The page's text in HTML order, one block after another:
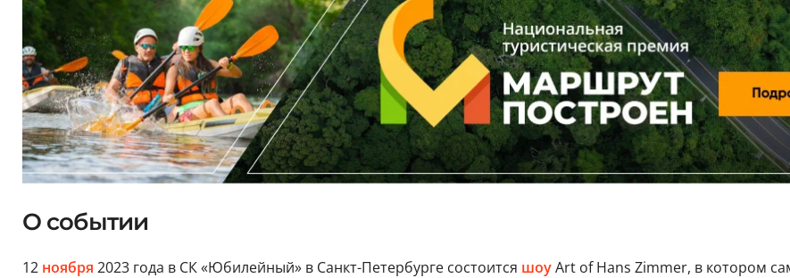
О событии
12 ноября 2023 года в СК «Юбилейный» в Санкт-Петербурге состоится шоуArt of Hans Zimmer, в котором